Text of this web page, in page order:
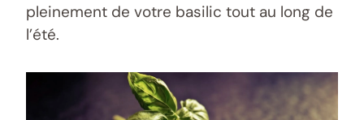
pleinement de votre basilic tout au long de
l’été.